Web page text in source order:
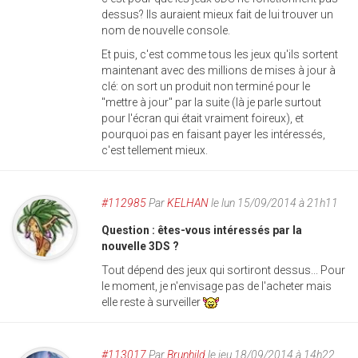
dessus? Ils auraient mieux fait de lui trouver un
nom de nouvelle console.
Et puis, c'est comme tous les jeux qu'ils sortent
maintenant avec des millions de mises à jour à
clé: on sort un produit non terminé pour le
"mettre à jour" par la suite (là je parle surtout
pour l'écran qui était vraiment foireux), et
pourquoi pas en faisant payer les intéressés,
c'est tellement mieux.
#112985ParKELHANle lun 15/09/2014 à 21h11
Question : êtes-vous intéressés par la
nouvelle 3DS ?
Tout dépend des jeux qui sortiront dessus... Pour
le moment, je n'envisage pas de l'acheter mais
elle reste à surveiller
#113017ParBrunhildle jeu 18/09/2014 à 14h22